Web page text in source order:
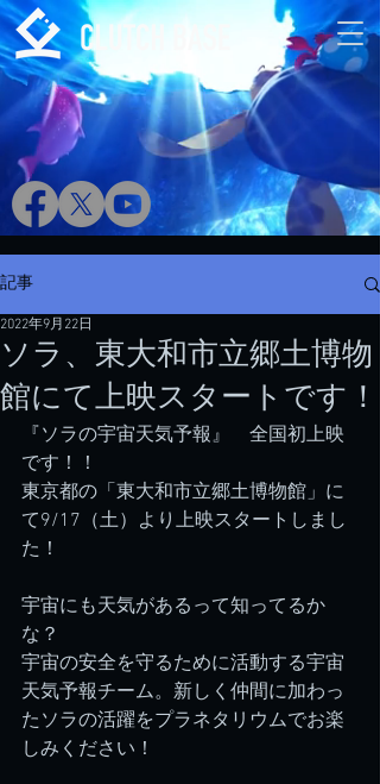
記事
ソラ、東大和市立郷土博物
館にて上映スタートです！
2022年9月22日
『ソラの宇宙天気予報』　全国初上映
です！！
東京都の「東大和市立郷土博物館」に
て9/17（土）より上映スタートしまし
た！
宇宙にも天気があるって知ってるか
な？
宇宙の安全を守るために活動する宇宙
天気予報チーム。新しく仲間に加わっ
たソラの活躍をプラネタリウムでお楽
しみください！